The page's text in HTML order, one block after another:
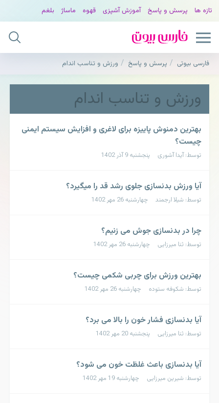
تازه ها پرسش و پاسخ آموزش آشپزی قهوه ماساژ بلغم
فارسی بیوتی پرسش و پاسخ ورزش و تناسب اندام
ورزش و تناسب اندام
بهترین دمنوش پاییزه برای لاغری و افزایش سیستم ایمنی
چیست؟
توسط: آیدا آشوری پنجشنبه 9 آذر 1402
آیا ورزش بدنسازی جلوی رشد قد را میگیرد؟
توسط: شیلا ارجمند چهارشنبه 26 مهر 1402
چرا در بدنسازی جوش می زنیم؟
توسط: ثنا میرزایی چهارشنبه 26 مهر 1402
بهترین ورزش برای چربی شکمی چیست؟
توسط: شکوفه ستوده چهارشنبه 26 مهر 1402
آیا بدنسازی فشار خون را بالا می برد؟
توسط: ثنا میرزایی پنجشنبه 20 مهر 1402
آیا بدنسازی باعث غلظت خون می شود؟
توسط: شیرین میرزایی چهارشنبه 19 مهر 1402